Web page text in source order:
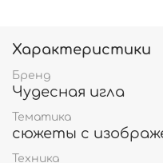
Характеристики
Бренд
Чудесная игла
Тематика
сюжеты с
Техника